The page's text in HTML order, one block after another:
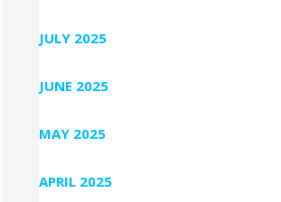
JULY 2025
JUNE 2025
MAY 2025
APRIL 2025